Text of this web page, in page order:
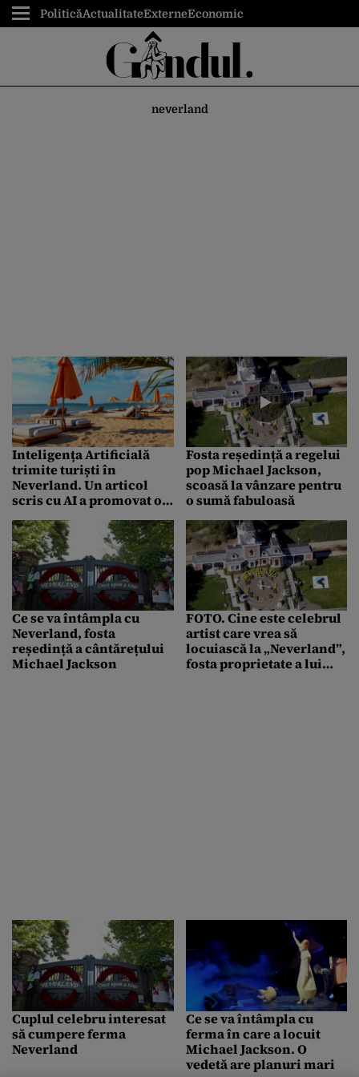
PoliticăActualitateExterneEconomic
neverland
Inteligența Artificială
trimite turiști în
Neverland. Un articol
scris cu AI a promovat o
Sucesul a fost fenomenal
Fosta reședință a regelui
pop Michael Jackson,
scoasă la vânzare pentru
o sumă fabuloasă
Ce se va întâmpla cu
Neverland, fosta
reședință a cântărețului
Michael Jackson
FOTO. Cine este celebrul
artist care vrea să
locuiască la „Neverland”,
fosta proprietate a lui
Cuplul celebru interesat
să cumpere ferma
Neverland
Ce se va întâmpla cu
ferma în care a locuit
Michael Jackson. O
vedetă are planuri mari